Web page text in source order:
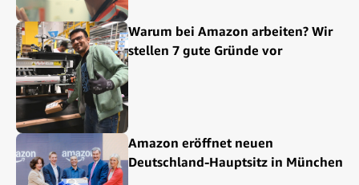
Warum bei Amazon arbeiten? Wir
stellen 7 gute Gründe vor
Amazon eröffnet neuen
Deutschland-Hauptsitz in München